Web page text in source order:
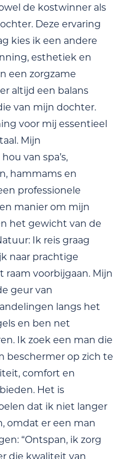
de kostwinner als
Deze ervaring
kies ik een andere
esthetiek en
een zorgzame
altijd een balans
van mijn dochter.
voor mij essentieel
Mijn
van spa’s,
hammams en
professionele
manier om mijn
het gewicht van de
Ik reis graag
naar prachtige
raam voorbijgaan. Mijn
geur van
langs het
en ben net
Ik zoek een man die
beschermer op zich te
comfort en
Het is
dat ik niet langer
omdat er een man
“Ontspan, ik zorg
die kwaliteit van